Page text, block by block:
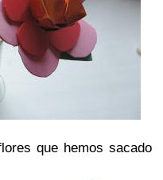
que hemos sacado